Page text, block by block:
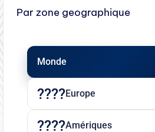
Par zone geographique
Monde
Europe
Amériques